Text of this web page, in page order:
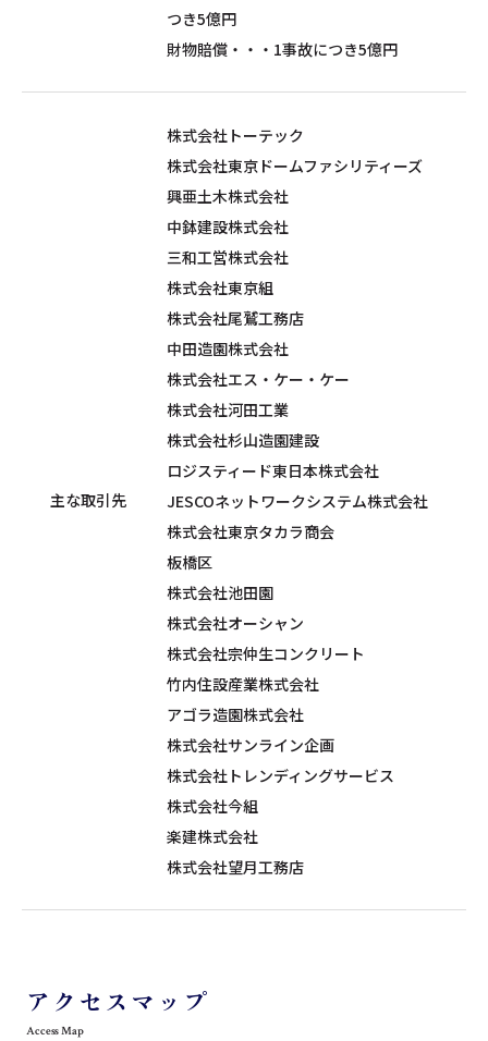
つき5億円
財物賠償・・・1事故につき5億円
主な取引先
株式会社トーテック
株式会社東京ドームファシリティーズ
興亜土木株式会社
中鉢建設株式会社
三和工営株式会社
株式会社東京組
株式会社尾鷲工務店
中田造園株式会社
株式会社エス・ケー・ケー
株式会社河田工業
株式会社杉山造園建設
ロジスティード東日本株式会社
JESCOネットワークシステム株式会社
株式会社東京タカラ商会
板橋区
株式会社池田園
株式会社オーシャン
株式会社宗仲生コンクリート
竹内住設産業株式会社
アゴラ造園株式会社
株式会社サンライン企画
株式会社トレンディングサービス
株式会社今組
楽建株式会社
株式会社望月工務店
アクセスマップ
Access Map